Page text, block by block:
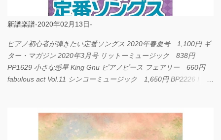
新譜楽譜-2020年02月13日-
ピアノ初心者が弾きたい定番ソングス 2020年春夏号 1,100円 ギ
ター・マガジン 2020年3月号 リットーミュージック 838円
PP1629 小さな惑星 King Gnu ピアノピース フェアリー 660円
fabulous act Vol.11 シンコーミュージック 1,650円 BP2226 I